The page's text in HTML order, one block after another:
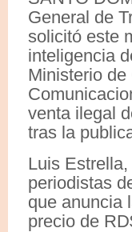
General de
solicitó este
inteligencia
Ministerio
venta ilegal
tras la
Luis
periodistas
que anuncia
precio de